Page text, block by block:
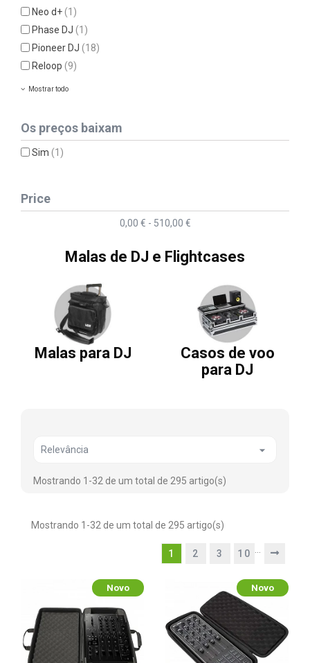
Neo d+(1)
Phase DJ(1)
Pioneer DJ(18)
Reloop(9)
Mostrar todo
Os preços baixam
Sim(1)
Price
0,00 € - 510,00 €
Malas de DJ e Flightcases
Malas para DJ
Casos de voo
para DJ
Relevância 
Mostrando 1-32 de um total de 295 artigo(s)
Mostrando 1-32 de um total de 295 artigo(s)
1 2 3 …
10
Novo Novo